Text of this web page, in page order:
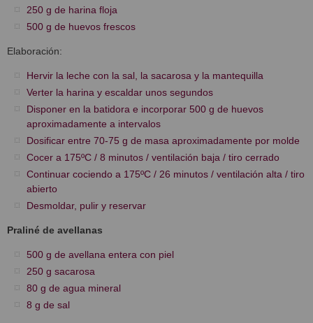
250 g de harina floja
500 g de huevos frescos
Elaboración:
Hervir la leche con la sal, la sacarosa y la mantequilla
Verter la harina y escaldar unos segundos
Disponer en la batidora e incorporar 500 g de huevos
aproximadamente a intervalos
Dosificar entre 70-75 g de masa aproximadamente por molde
Cocer a 175ºC / 8 minutos / ventilación baja / tiro cerrado
Continuar cociendo a 175ºC / 26 minutos / ventilación alta / tiro
abierto
Desmoldar, pulir y reservar
Praliné de avellanas
500 g de avellana entera con piel
250 g sacarosa
80 g de agua mineral
8 g de sal